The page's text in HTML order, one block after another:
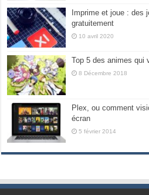
Imprime et joue : des
gratuitement
10 avril 2020
Top 5 des animes qui
8 Décembre 2018
Plex, ou comment
écran
5 février 2014